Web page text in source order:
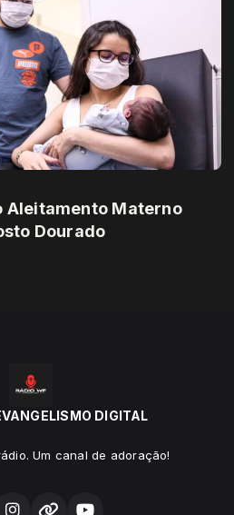
Aleitamento Materno
Dourado
DIGITAL
Um canal de adoração!